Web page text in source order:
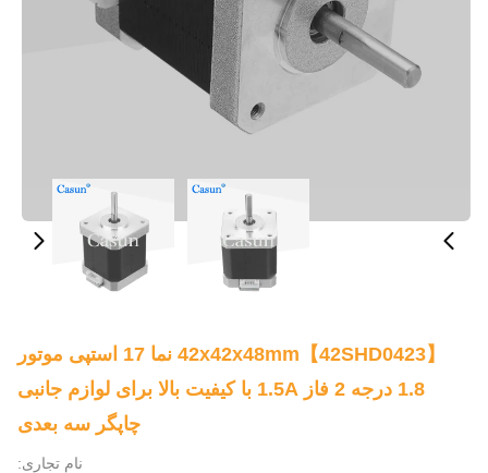
【42SHD0423】42x42x48mm نما 17 استپی موتور
1.8 درجه 2 فاز 1.5A با کیفیت بالا برای لوازم جانبی
چاپگر سه بعدی
نام تجاری: